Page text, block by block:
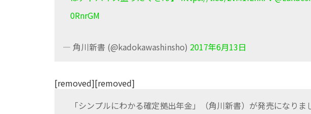
0RnrGM
— 角川新書 (@kadokawashinsho) 2017年6月13日
[removed][removed]
「シンプルにわかる確定拠出年金」（角川新書）が発売になりま